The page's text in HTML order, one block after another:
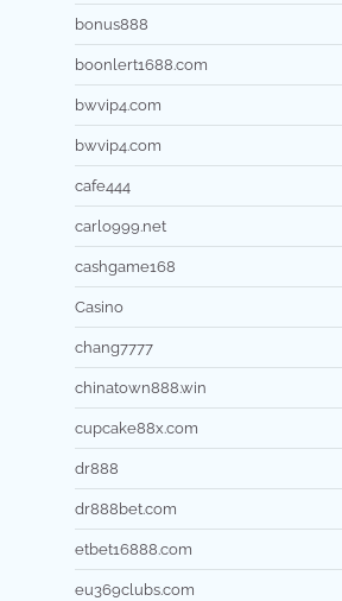
bonus888
boonlert1688.com
bwvip4.com
bwvip4.com
cafe444
carlo999.net
cashgame168
Casino
chang7777
chinatown888.win
cupcake88x.com
dr888
dr888bet.com
etbet16888.com
eu369clubs.com